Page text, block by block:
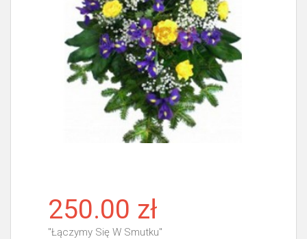
250.00 zł
"Łączymy Się W Smutku"